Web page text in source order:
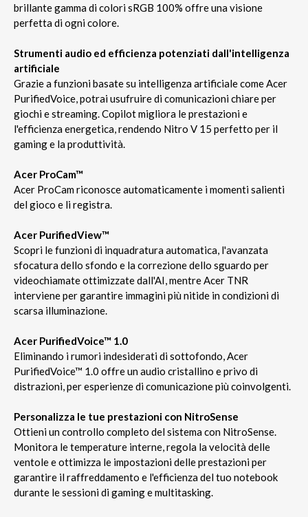
brillante gamma di colori sRGB 100% offre una visione
perfetta di ogni colore.
Strumenti audio ed efficienza potenziati dall'intelligenza
artificiale
Grazie a funzioni basate su intelligenza artificiale come Acer
PurifiedVoice, potrai usufruire di comunicazioni chiare per
giochi e streaming. Copilot migliora le prestazioni e
l'efficienza energetica, rendendo Nitro V 15 perfetto per il
gaming e la produttività.
Acer ProCam™
Acer ProCam riconosce automaticamente i momenti salienti
del gioco e li registra.
Acer PurifiedView™
Scopri le funzioni di inquadratura automatica, l'avanzata
sfocatura dello sfondo e la correzione dello sguardo per
videochiamate ottimizzate dall'AI, mentre Acer TNR
interviene per garantire immagini più nitide in condizioni di
scarsa illuminazione.
Acer PurifiedVoice™ 1.0
Eliminando i rumori indesiderati di sottofondo, Acer
PurifiedVoice™ 1.0 offre un audio cristallino e privo di
distrazioni, per esperienze di comunicazione più coinvolgenti.
Personalizza le tue prestazioni con NitroSense
Ottieni un controllo completo del sistema con NitroSense.
Monitora le temperature interne, regola la velocità delle
ventole e ottimizza le impostazioni delle prestazioni per
garantire il raffreddamento e l'efficienza del tuo notebook
durante le sessioni di gaming e multitasking.